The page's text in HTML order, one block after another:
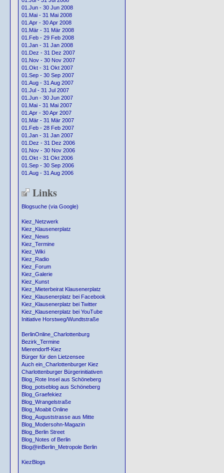
01.Jun - 30 Jun 2008
01.Mai - 31 Mai 2008
01.Apr - 30 Apr 2008
01.Mär - 31 Mär 2008
01.Feb - 29 Feb 2008
01.Jan - 31 Jan 2008
01.Dez - 31 Dez 2007
01.Nov - 30 Nov 2007
01.Okt - 31 Okt 2007
01.Sep - 30 Sep 2007
01.Aug - 31 Aug 2007
01.Jul - 31 Jul 2007
01.Jun - 30 Jun 2007
01.Mai - 31 Mai 2007
01.Apr - 30 Apr 2007
01.Mär - 31 Mär 2007
01.Feb - 28 Feb 2007
01.Jan - 31 Jan 2007
01.Dez - 31 Dez 2006
01.Nov - 30 Nov 2006
01.Okt - 31 Okt 2006
01.Sep - 30 Sep 2006
01.Aug - 31 Aug 2006
Links
Blogsuche (via Google)
Kiez_Netzwerk
Kiez_Klausenerplatz
Kiez_News
Kiez_Termine
Kiez_Wiki
Kiez_Radio
Kiez_Forum
Kiez_Galerie
Kiez_Kunst
Kiez_Mieterbeirat Klausenerplatz
Kiez_Klausenerplatz bei Facebook
Kiez_Klausenerplatz bei Twitter
Kiez_Klausenerplatz bei YouTube
Initiative Horstweg/Wundtstraße
BerlinOnline_Charlottenburg
Bezirk_Termine
Mierendorff-Kiez
Bürger für den Lietzensee
Auch ein_Charlottenburger Kiez
Charlottenburger Bürgerinitiativen
Blog_Rote Insel aus Schöneberg
Blog_potseblog aus Schöneberg
Blog_Graefekiez
Blog_Wrangelstraße
Blog_Moabit Online
Blog_Auguststrasse aus Mitte
Blog_Modersohn-Magazin
Blog_Berlin Street
Blog_Notes of Berlin
Blog@inBerlin_Metropole Berlin
KiezBlogs